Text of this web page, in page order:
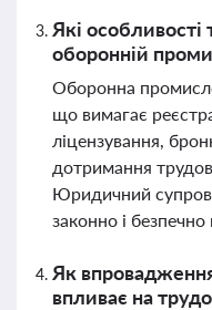
Які особливості
оборонній
Оборонна
що вимагає
ліцензування,
дотримання
Юридичний
законно і безпечно
Як
впливає на